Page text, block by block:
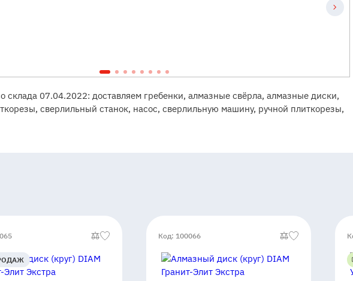
склада 07.04.2022: доставляем гребенки, алмазные свёрла, алмазные диски,
сверлильный станок, насос, сверлильную машину, ручной плиткорезы,
Код: 100066